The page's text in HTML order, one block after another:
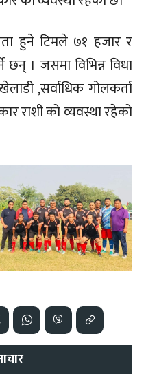
हुने टिमले ७१ हजार र
छन् । जसमा विभिन्न विधा
,सर्वाधिक गोलकर्ता
राशी को व्यवस्था रहेको